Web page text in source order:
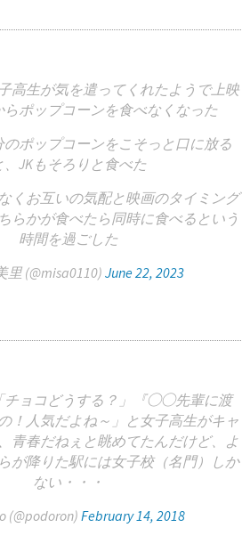
高生が気を遣ってくれたようで上映
らポップコーンを食べなくなった
ポップコーンをこそっと口に放る
、JKもそろりと食べた
くお互いの気配と映画のタイミング
らかが食べたら同時に食べるという
時間を過ごした
(@misa0110) June 22, 2023
チョコどうする？」『◯◯先輩に渡
！人気だよね～」と女子高生がキャ
青春だねぇと眺めてたんだけど、よ
が降りた駅には女子校（名門）しか
ない・・・
(@podoron) February 14, 2018